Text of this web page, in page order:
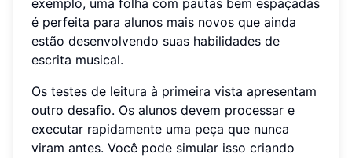
exemplo, uma folha com pautas bem espaçadas
é perfeita para alunos mais novos que ainda
estão desenvolvendo suas habilidades de
escrita musical.
Os testes de leitura à primeira vista apresentam
outro desafio. Os alunos devem processar e
executar rapidamente uma peça que nunca
viram antes. Você pode simular isso criando